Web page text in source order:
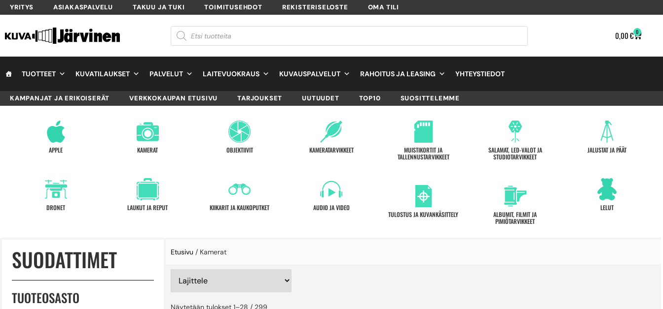
YRITYS ASIAKASPALVELU TAKUU JA TUKI TOIMITUSEHDOT REKISTERISELOSTE OMA TILI
0,00€ 0
TUOTTEET KUVATILAUKSET PALVELUT LAITEVUOKRAUS KUVAUSPALVELUT RAHOITUS JA LEASING YHTEYSTIEDOT
KAMPANJAT JA ERIKOISERÄT VERKKOKAUPAN ETUSIVU TARJOUKSET UUTUUDET TOP10 SUOSITTELEMME
APPLE
DRONET
KAMERAT
LAUKUT JA REPUT
OBJEKTIIVIT
KIIKARIT JA KAUKOPUTKET
KAMERATARVIKKEET
AUDIO JA VIDEO
MUISTIKORTIT JA
TALLENNUSTARVIKKEET
TULOSTUS JA KUVANKÄSITTELY
SALAMAT, LED-VALOT JA
STUDIOTARVIKKEET
ALBUMIT, FILMIT JA
PIMIÖTARVIKKEET
JALUSTAT JA PÄÄT
LELUT
SUODATTIMET
TUOTEOSASTO
Etusivu / Kamerat
Näytetään tulokset 1–28 / 299